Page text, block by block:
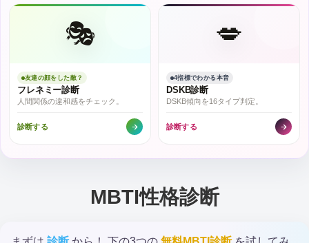
🎭
友達の顔をした敵？
フレネミー診断
人間関係の違和感をチェック。
診断する
💋
4指標でわかる本音
DSKB診断
DSKB傾向を16タイプ判定。
診断する
MBTI性格診断